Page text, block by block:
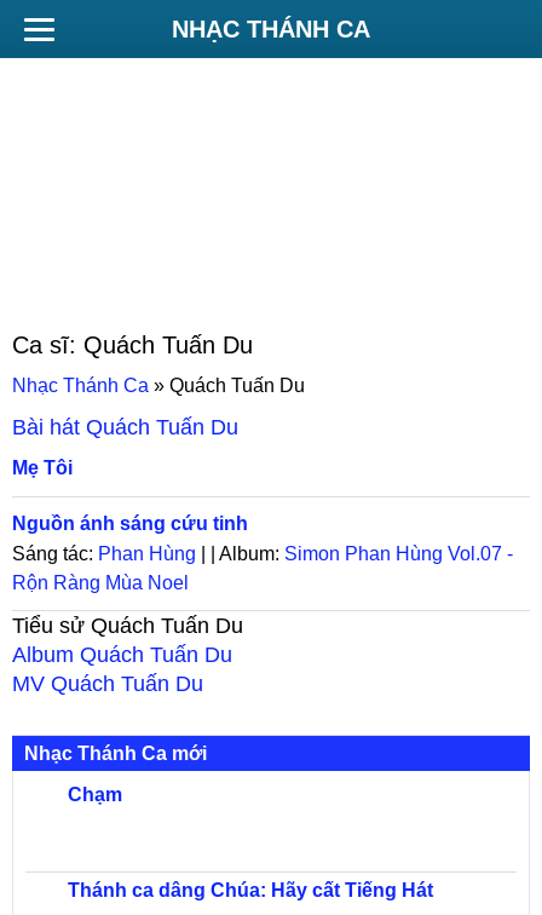
NHẠC THÁNH CA
Ca sĩ: Quách Tuấn Du
Nhạc Thánh Ca » Quách Tuấn Du
Bài hát Quách Tuấn Du
Mẹ Tôi
Nguồn ánh sáng cứu tinh
Sáng tác: Phan Hùng | | Album: Simon Phan Hùng Vol.07 -
Rộn Ràng Mùa Noel
Tiểu sử Quách Tuấn Du
Album Quách Tuấn Du
MV Quách Tuấn Du
Nhạc Thánh Ca mới
Chạm
Thánh ca dâng Chúa: Hãy cất Tiếng Hát